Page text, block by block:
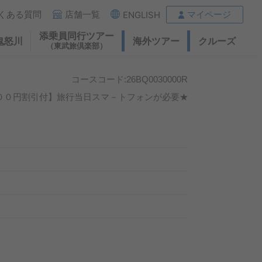
ある質問 店舗一覧 ENGLISH マイページ
川 添乗員同行ツアー
（東武旅倶楽部） 海外ツアー クルーズ
コースコード:26BQ0030000R
円割引付】旅行当日スマ－トフォンが必要★